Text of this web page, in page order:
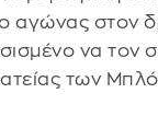
αγώνας στον
να τον
των